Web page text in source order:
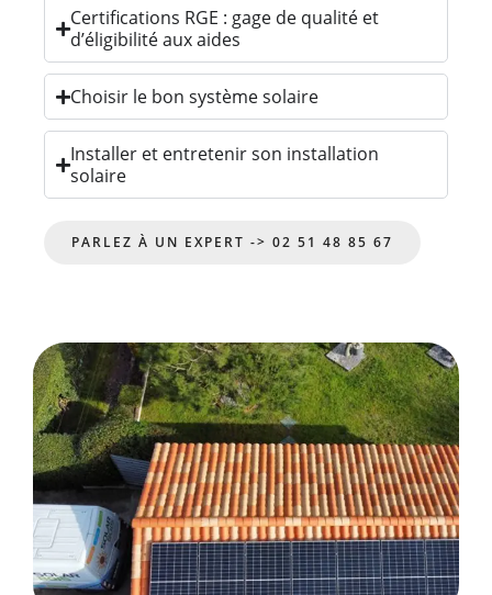
Certifications RGE : gage de qualité et
d’éligibilité aux aides
Choisir le bon système solaire
Installer et entretenir son installation
solaire
PARLEZ À UN EXPERT -> 02 51 48 85 67